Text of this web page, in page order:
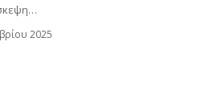
…
2025